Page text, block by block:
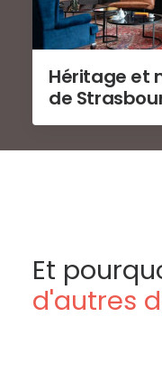
Héritage et
de
Et
d'autres